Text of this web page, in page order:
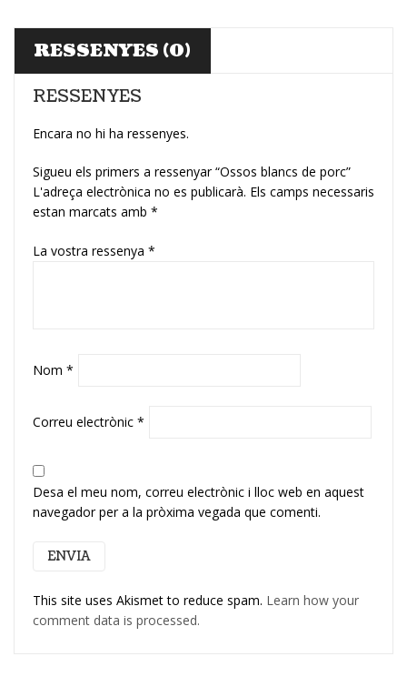
RESSENYES (0)
RESSENYES
Encara no hi ha ressenyes.
Sigueu els primers a ressenyar “Ossos blancs de porc”
L'adreça electrònica no es publicarà. Els camps necessaris
estan marcats amb *
La vostra ressenya *
Nom *
Correu electrònic *
Desa el meu nom, correu electrònic i lloc web en aquest
navegador per a la pròxima vegada que comenti.
This site uses Akismet to reduce spam. Learn how your
comment data is processed.